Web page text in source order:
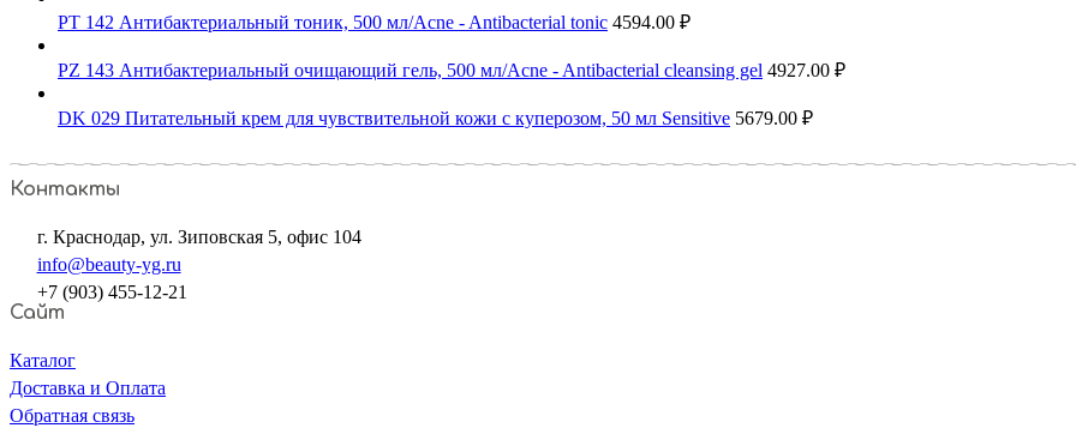
PT 142 Антибактериальный тоник, 500 мл/Acne - Antibacterial tonic 4594.00 ₽
PZ 143 Антибактериальный очищающий гель, 500 мл/Acne - Antibacterial cleansing gel 4927.00 ₽
DK 029 Питательный крем для чувствительной кожи с куперозом, 50 мл Sensitive 5679.00 ₽
Контакты
г. Краснодар, ул. Зиповская 5, офис 104
info@beauty-yg.ru
+7 (903) 455-12-21
Сайт
Каталог
Доставка и Оплата
Обратная связь